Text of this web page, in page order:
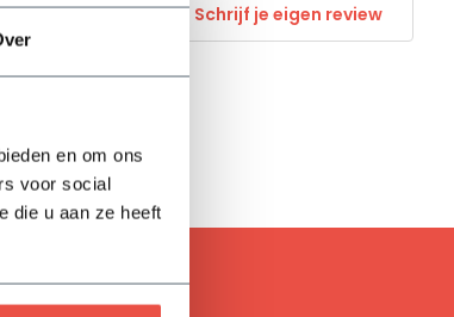
en om ons
voor social
die u aan ze heeft
Schrijf je eigen review